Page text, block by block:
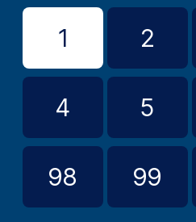
1 2
4 5
98 99